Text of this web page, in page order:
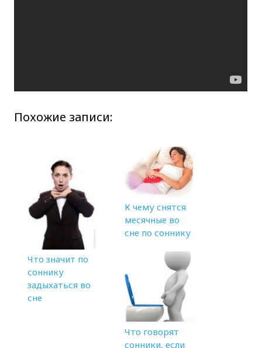
Похожие записи:
Что значит по
соннику
задыхаться во
сне
К чему снятся
месячные во
сне по соннику
Что говорят
сонники, если